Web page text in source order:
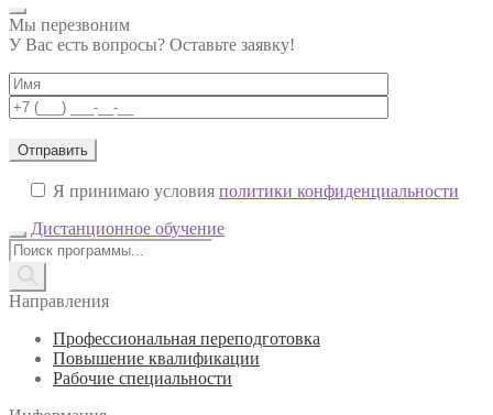
Мы перезвоним
У Вас есть вопросы? Оставьте заявку!
Я принимаю условия политики конфиденциальности
Дистанционное обучение
Поиск
товаров
Направления
Профессиональная переподготовка
Повышение квалификации
Рабочие специальности